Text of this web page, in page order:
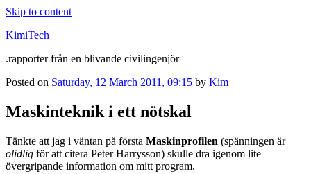
Skip to content
KimiTech
.rapporter från en blivande civilingenjör
Posted on Saturday, 12 March 2011, 09:15 by Kim
Maskinteknik i ett nötskal
Tänkte att jag i väntan på första Maskinprofilen (spänningen är
olidlig för att citera Peter Harrysson) skulle dra igenom lite
övergripande information om mitt program.